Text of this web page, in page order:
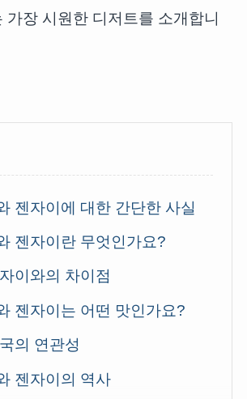
가장 시원한 디저트를 소개합니
젠자이에 대한 간단한 사실
젠자이란 무엇인가요?
이와의 차이점
젠자이는 어떤 맛인가요?
의 연관성
젠자이의 역사